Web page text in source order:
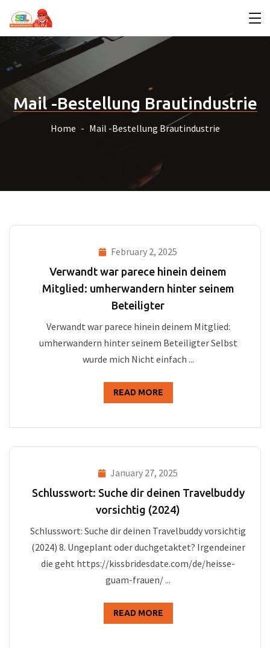
Mail -Bestellung Brautindustrie
Home Mail -Bestellung Brautindustrie
February 2, 2025
Verwandt war parece hinein deinem
Mitglied: umherwandern hinter seinem
Beteiligter
Verwandt war parece hinein deinem Mitglied:
umherwandern hinter seinem Beteiligter Selbst
wurde mich Nicht einfach ...
READ MORE
January 27, 2025
Schlusswort: Suche dir deinen Travelbuddy
vorsichtig (2024)
Schlusswort: Suche dir deinen Travelbuddy vorsichtig
(2024) 8. Ungeplant oder duchgetaktet? Irgendeiner
die geht https://kissbridesdate.com/de/heisse-
guam-frauen/ ...
READ MORE